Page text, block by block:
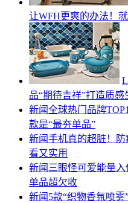
让WFH更爽的办法！
品“期待吉祥”打造质感
新闻全球热门品牌
款是“最夯单品”
新闻手机真的超脏！防
看又实用
新闻 三眼怪可爱能量
单品超欠收
新闻 5款“织物香氛喷